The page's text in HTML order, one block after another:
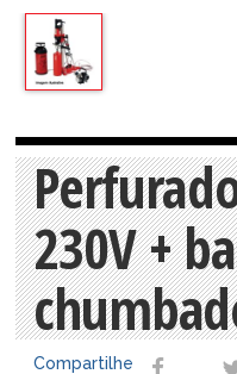
230V +
Compartilhe